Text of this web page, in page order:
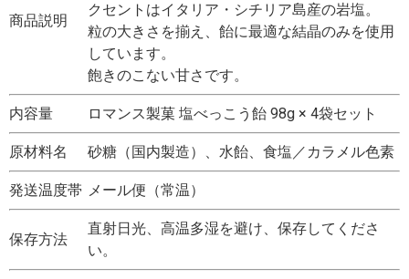
商品説明
クセントはイタリア・シチリア島産の岩塩。
粒の大きさを揃え、飴に最適な結晶のみを使用
しています。
飽きのこない甘さです。
内容量 ロマンス製菓 塩べっこう飴 98g × 4袋セット
原材料名 砂糖（国内製造）、水飴、食塩／カラメル色素
発送温度帯 メール便（常温）
保存方法
直射日光、高温多湿を避け、保存してくださ
い。